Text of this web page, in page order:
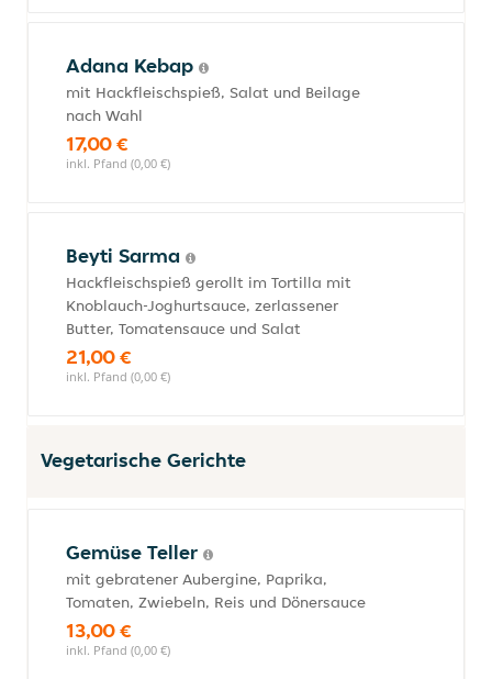
Adana Kebap
mit Hackfleischspieß, Salat und Beilage
nach Wahl
17,00 €
inkl. Pfand (0,00 €)
Beyti Sarma
Hackfleischspieß gerollt im Tortilla mit
Knoblauch-Joghurtsauce, zerlassener
Butter, Tomatensauce und Salat
21,00 €
inkl. Pfand (0,00 €)
Vegetarische Gerichte
Gemüse Teller
mit gebratener Aubergine, Paprika,
Tomaten, Zwiebeln, Reis und Dönersauce
13,00 €
inkl. Pfand (0,00 €)